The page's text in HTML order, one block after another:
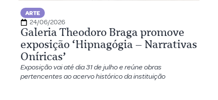
ARTE
24/06/2026
Galeria Theodoro Braga promove
exposição ‘Hipnagógia – Narrativas
Oníricas’
Exposição vai até dia 31 de julho e reúne obras
pertencentes ao acervo histórico da instituição